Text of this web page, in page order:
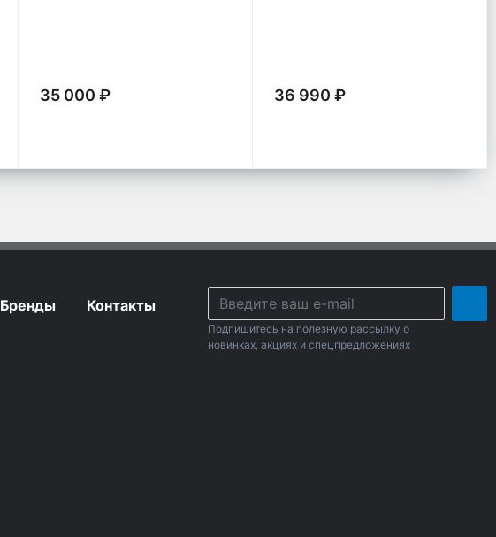
35 000 ₽ 36 990 ₽
Бренды Контакты
Подпишитесь на полезную рассылку о
новинках, акциях и спецпредложениях